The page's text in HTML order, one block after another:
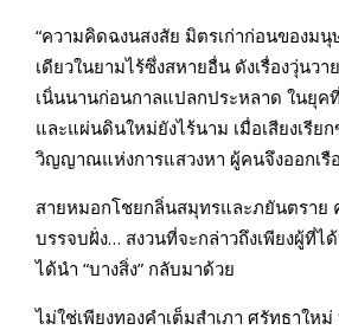
“ความคิดฉงนสงสัย มิตรเก่าก่อนของมนุ
เดียวในยามไร้ซึ่งสหายอื่น ดังเรื่องวุ่นว
เนิ่นนานก่อนกาลแปลกประหลาด ในยุค
และแผ่นดินใหม่ยังไร้นาม เมื่อเสียงเรีย
วิญญาณแห่งการแสวงหา ผู้คนจึงออกเรื
สายหมอกโชยกลิ่นสมุทรและภยันตราย
บรรจบฝั่ง… สงวนที่จะกล่าวถึงเพียงผู้ที่ไ
ได้นำ “บางสิ่ง” กลับมาด้วย
ไม่ใช่เพียงทองคำเต็มสำเภา ศรัทธาใ